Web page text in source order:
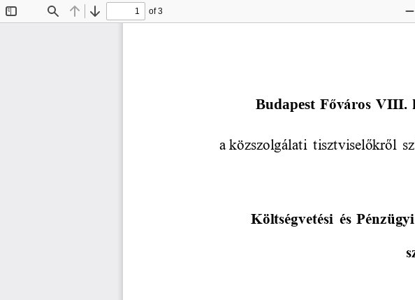
Find Previous
Next
of 3
Budapest Főváros VIII.
a közszolgálati tisztviselőkről
Költségvetési  és